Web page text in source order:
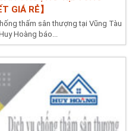
GIÁ RẺ】
thấm sân thượng tại Vũng Tàu
Hoàng báo...